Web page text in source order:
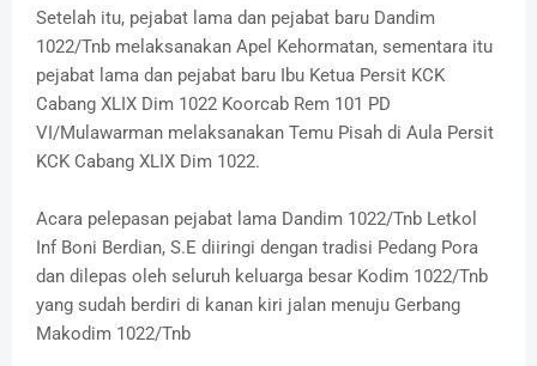
Setelah itu, pejabat lama dan pejabat baru Dandim
1022/Tnb melaksanakan Apel Kehormatan, sementara itu
pejabat lama dan pejabat baru Ibu Ketua Persit KCK
Cabang XLIX Dim 1022 Koorcab Rem 101 PD
VI/Mulawarman melaksanakan Temu Pisah di Aula Persit
KCK Cabang XLIX Dim 1022.
Acara pelepasan pejabat lama Dandim 1022/Tnb Letkol
Inf Boni Berdian, S.E diiringi dengan tradisi Pedang Pora
dan dilepas oleh seluruh keluarga besar Kodim 1022/Tnb
yang sudah berdiri di kanan kiri jalan menuju Gerbang
Makodim 1022/Tnb